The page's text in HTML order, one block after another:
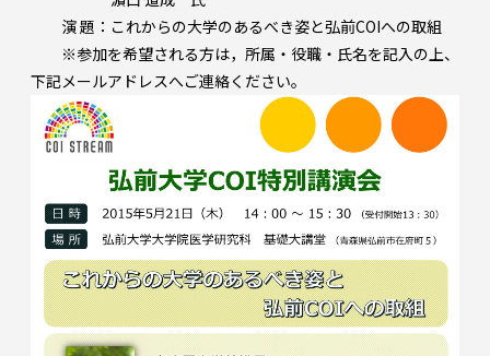
演 題：これからの大学のあるべき姿と弘前COIへの取組
※参加を希望される方は，所属・役職・氏名を記入の上、
下記メールアドレスへご連絡ください。